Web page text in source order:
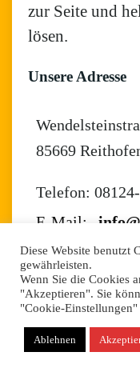
zur Seite und
lösen.
Unsere Adresse
85669
Telefon:
E-Mail:
Diese Website benutzt
gewährleisten.
Wenn Sie die Cookies
"Akzeptieren". Sie
"Cookie-
Ablehnen